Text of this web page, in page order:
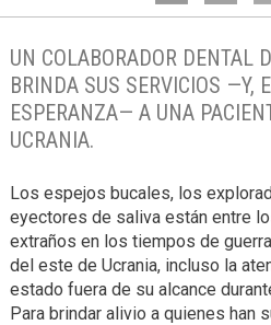
UN COLABORADOR DENTAL
BRINDA SUS SERVICIOS —Y,
ESPERANZA— A UNA
UCRANIA.
Los espejos bucales, los
eyectores de saliva están entre
extraños en los tiempos de
del este de Ucrania, incluso la
estado fuera de su alcance
Para brindar alivio a quienes han